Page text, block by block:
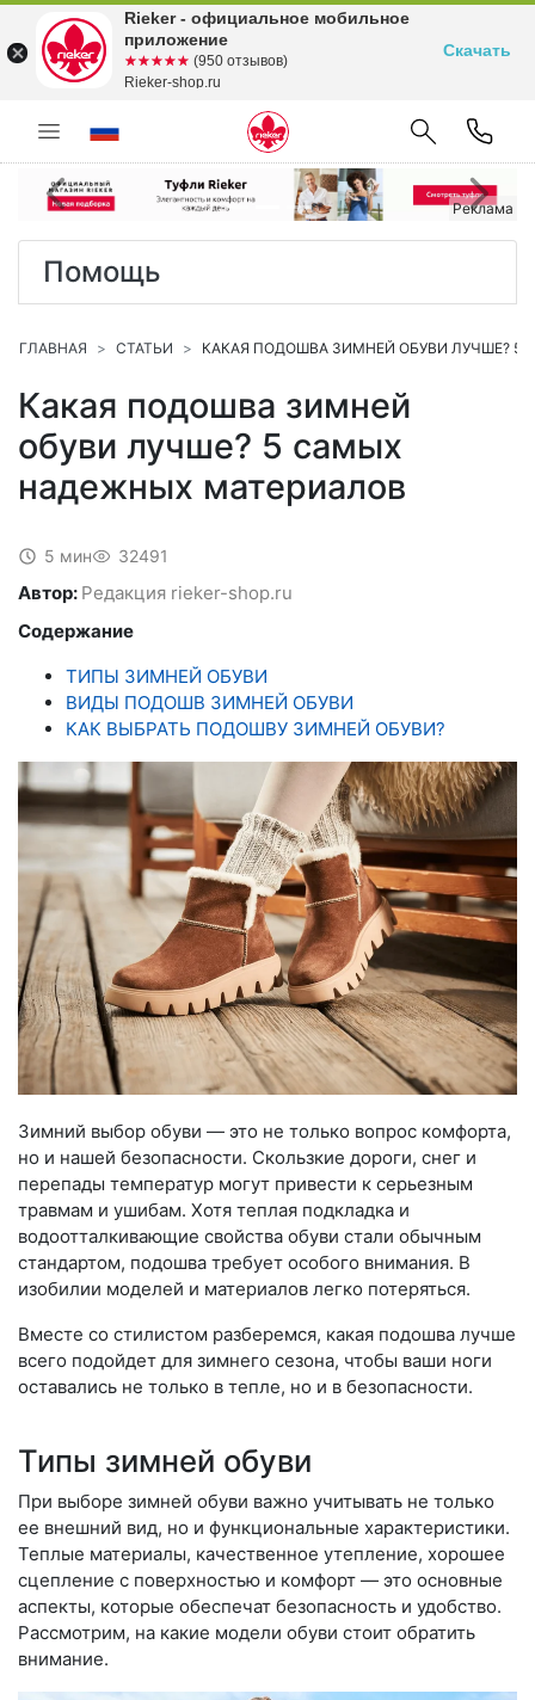
Реклама
Предыдущий
Помощь
ГЛАВНАЯ СТАТЬИ КАКАЯ ПОДОШВА ЗИМНЕЙ ОБУВИ ЛУЧШЕ?
Какая подошва зимней
обуви лучше? 5 самых
надежных материалов
5 мин 32491
Автор: Редакция rieker-shop.ru
Содержание
ТИПЫ ЗИМНЕЙ ОБУВИ
ВИДЫ ПОДОШВ ЗИМНЕЙ ОБУВИ
КАК ВЫБРАТЬ ПОДОШВУ ЗИМНЕЙ ОБУВИ?
Зимний выбор обуви — это не только вопрос комфорта,
но и нашей безопасности. Скользкие дороги, снег и
перепады температур могут привести к серьезным
травмам и ушибам. Хотя теплая подкладка и
водоотталкивающие свойства обуви стали обычным
стандартом, подошва требует особого внимания. В
изобилии моделей и материалов легко потеряться.
Вместе со стилистом разберемся, какая подошва лучше
всего подойдет для зимнего сезона, чтобы ваши ноги
оставались не только в тепле, но и в безопасности.
Типы зимней обуви
При выборе зимней обуви важно учитывать не только
ее внешний вид, но и функциональные характеристики.
Теплые материалы, качественное утепление, хорошее
сцепление с поверхностью и комфорт — это основные
аспекты, которые обеспечат безопасность и удобство.
Рассмотрим, на какие модели обуви стоит обратить
внимание.
Rieker - официальное мобильное
приложение
☆☆☆☆☆
★★★★★ (950 отзывов)
Rieker-shop.ru
Скачать